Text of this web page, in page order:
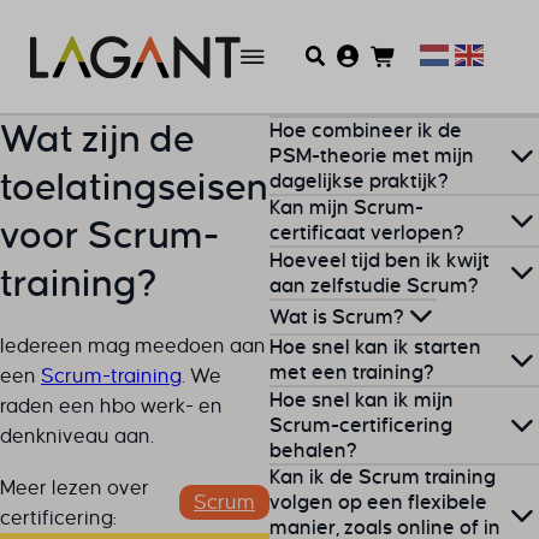
Wat zijn de
toelatingseisen
voor Scrum-
training?
Iedereen mag meedoen aan
een Scrum-training . We
raden een hbo werk- en
denkniveau aan.
Meer lezen over
certificering:
Scrum
Hoe combineer ik de
PSM-theorie met mijn
dagelijkse praktijk?
Veel professionals ervaren
dat de theorie anders is dan
wat er op de werkvloer
gebeurt. Begin klein: pas
direct éénScrum-event
(bijvoorbeeld de Daily
Scrum) toe zoals het
‘volgens het boekje’ moet,
en ervaar hoe dat uitpakt.
Evalueer wat goed ging en
wat er beter kan. Zo bouw je
Kan mijn Scrum-
certificaat verlopen?
Een certificaat van
Scrum.org blijft altijd geldig,
fijn toch? Hercertificeren is
dus niet nodig.
Hoeveel tijd ben ik kwijt
aan zelfstudie Scrum?
Reken op zo’n 30 tot 50 uur
aan zelfstudie. Hieronder
valt zowel het bestuderen
van de lesstof als de
voorbereiding van het
examen.
Wat is Scrum?
Scrumis de meest populaire
methode binnen Agile-
projectmanagement. Met
Scrum werk je iteratief, in
korte sprints, waardoor je
snel kunt inspelen op
Hoe snel kan ik starten
met een training?
Met de e-learning kun je
vandaag al starten!
De datum van de eerste
trainingsdag op locatie vind
Hoe snel kan ik mijn
Scrum-certificering
behalen?
Kies je ervoor om zelf aan de
slag te gaan met de e-
Kan ik de Scrum training
volgen op een flexibele
manier, zoals online of in